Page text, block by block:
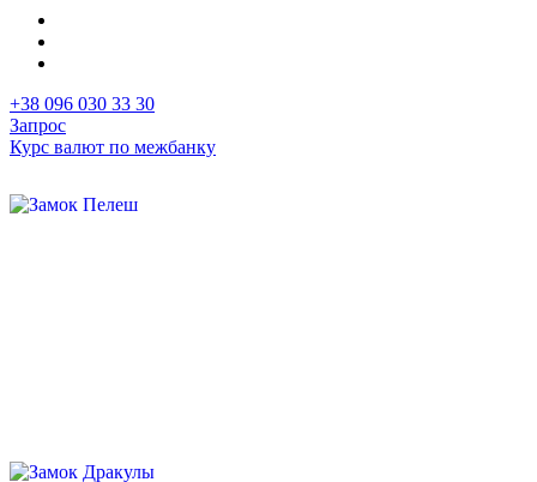
+38 096 030 33 30
Запрос
Курс валют по межбанку